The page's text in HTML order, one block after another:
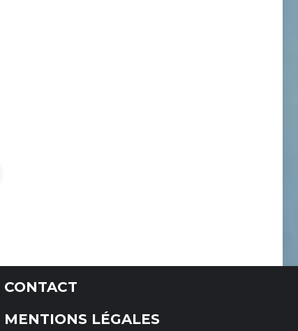
CONTACT
MENTIONS LÉGALES